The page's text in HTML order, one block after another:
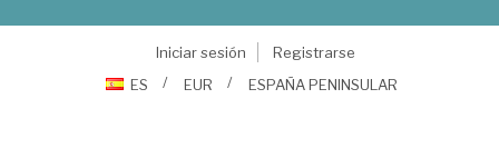
Iniciar sesión
Registrarse
ES
EUR ESPAÑA PENINSULAR